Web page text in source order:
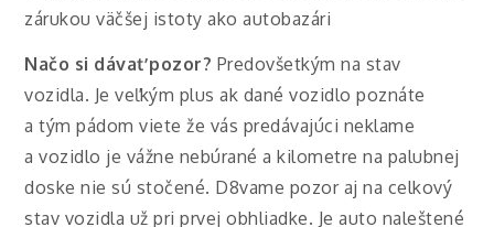
zárukou väčšej istoty ako autobazári
Načo si dávať pozor? Predovšetkým na stav
vozidla. Je veľkým plus ak dané vozidlo poznáte
a tým pádom viete že vás predávajúci neklame
a vozidlo je vážne nebúrané a kilometre na palubnej
doske nie sú stočené. D8vame pozor aj na celkový
stav vozidla už pri prvej obhliadke. Je auto naleštené